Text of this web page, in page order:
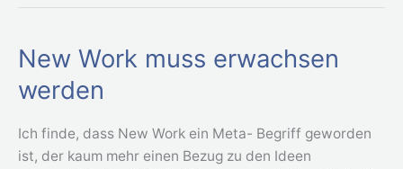
New Work muss erwachsen
werden
Ich finde, dass New Work ein Meta- Begriff geworden
ist, der kaum mehr einen Bezug zu den Ideen
New
muss
werden